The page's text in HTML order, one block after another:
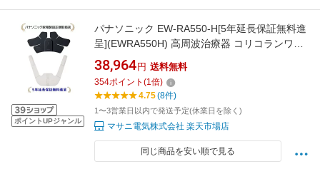
ポイントUPジャンル
パナソニック EW-RA550-H[5年延長保証無料進
呈](EWRA550H) 高周波治療器 コリコランワイ
ド
38,964 円 送料無料
354ポイント (1倍)
4.75(8件)
1〜3営業日以内で発送予定(休業日を除く)
マサニ電気株式会社 楽天市場店
同じ商品を安い順で見る